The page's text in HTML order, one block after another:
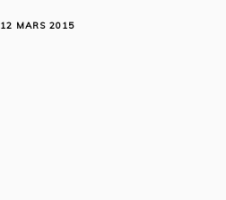
12 MARS 2015